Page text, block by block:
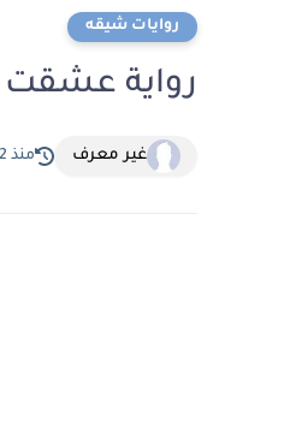
روايات شيقه
رواية عشقت
غير معرف منذ 2 سنة